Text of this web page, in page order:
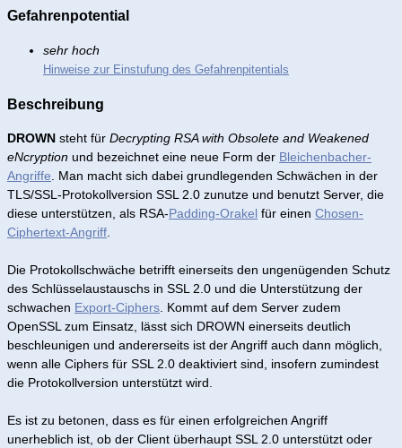
Gefahrenpotential
sehr hoch
Hinweise zur Einstufung des Gefahrenpitentials
Beschreibung
DROWN steht für Decrypting RSA with Obsolete and Weakened
eNcryption und bezeichnet eine neue Form der Bleichenbacher-
Angriffe. Man macht sich dabei grundlegenden Schwächen in der
TLS/SSL-Protokollversion SSL 2.0 zunutze und benutzt Server, die
diese unterstützen, als RSA-Padding-Orakel für einen Chosen-
Ciphertext-Angriff.
Die Protokollschwäche betrifft einerseits den ungenügenden Schutz
des Schlüsselaustauschs in SSL 2.0 und die Unterstützung der
schwachen Export-Ciphers. Kommt auf dem Server zudem
OpenSSL zum Einsatz, lässt sich DROWN einerseits deutlich
beschleunigen und andererseits ist der Angriff auch dann möglich,
wenn alle Ciphers für SSL 2.0 deaktiviert sind, insofern zumindest
die Protokollversion unterstützt wird.
Es ist zu betonen, dass es für einen erfolgreichen Angriff
unerheblich ist, ob der Client überhaupt SSL 2.0 unterstützt oder